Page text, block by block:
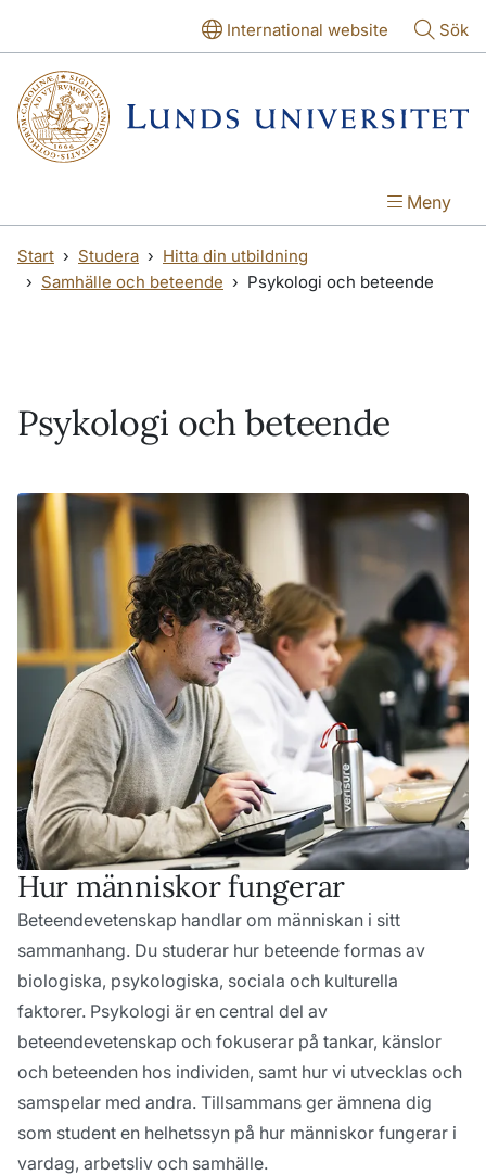
International website Sök
Meny
Start Studera
Hitta din utbildning
Samhälle och beteende
Psykologi och beteende
Psykologi och beteende
Hur människor fungerar
Beteendevetenskap handlar om människan i sitt
sammanhang. Du studerar hur beteende formas av
biologiska, psykologiska, sociala och kulturella
faktorer. Psykologi är en central del av
beteendevetenskap och fokuserar på tankar, känslor
och beteenden hos individen, samt hur vi utvecklas och
samspelar med andra. Tillsammans ger ämnena dig
som student en helhetssyn på hur människor fungerar i
vardag, arbetsliv och samhälle.